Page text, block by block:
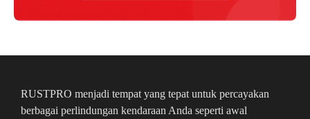
RUSTPRO menjadi tempat yang tepat untuk percayakan
berbagai perlindungan kendaraan Anda seperti awal